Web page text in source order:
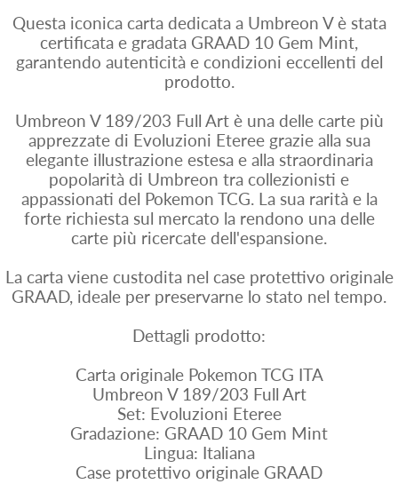
Questa iconica carta dedicata a Umbreon V è stata
certificata e gradata GRAAD 10 Gem Mint,
garantendo autenticità e condizioni eccellenti del
prodotto.
Umbreon V 189/203 Full Art è una delle carte più
apprezzate di Evoluzioni Eteree grazie alla sua
elegante illustrazione estesa e alla straordinaria
popolarità di Umbreon tra collezionisti e
appassionati del Pokemon TCG. La sua rarità e la
forte richiesta sul mercato la rendono una delle
carte più ricercate dell'espansione.
La carta viene custodita nel case protettivo originale
GRAAD, ideale per preservarne lo stato nel tempo.
Dettagli prodotto:
Carta originale Pokemon TCG ITA
Umbreon V 189/203 Full Art
Set: Evoluzioni Eteree
Gradazione: GRAAD 10 Gem Mint
Lingua: Italiana
Case protettivo originale GRAAD